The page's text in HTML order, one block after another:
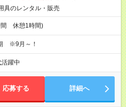
具のレンタル・販売
間 休憩1時間)
※9月～！
躍中
応募する 詳細へ